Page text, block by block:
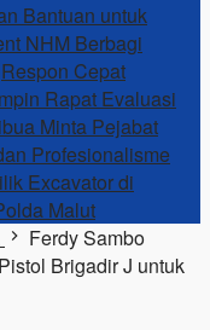
Bantuan untuk
NHM Berbagi
Respon Cepat
Rapat Evaluasi
Minta Pejabat
Profesionalisme
Excavator di
Malut
Ferdy Sambo
Brigadir J untuk